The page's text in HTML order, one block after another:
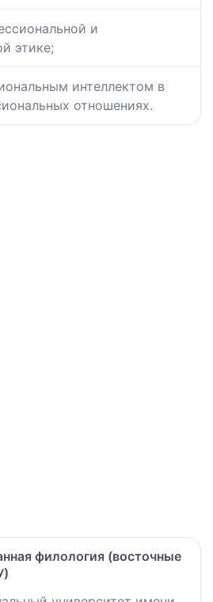
и
этике;
интеллектом в
отношениях.
филология (восточные